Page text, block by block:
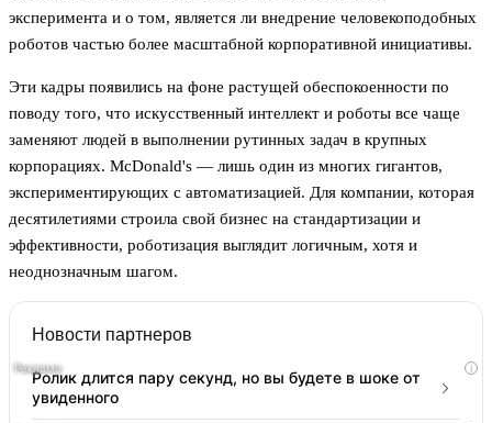
эксперимента и о том, является ли внедрение человекоподобных
роботов частью более масштабной корпоративной инициативы.
Эти кадры появились на фоне растущей обеспокоенности по
поводу того, что искусственный интеллект и роботы все чаще
заменяют людей в выполнении рутинных задач в крупных
корпорациях. McDonald's — лишь один из многих гигантов,
экспериментирующих с автоматизацией. Для компании, которая
десятилетиями строила свой бизнес на стандартизации и
эффективности, роботизация выглядит логичным, хотя и
неоднозначным шагом.
Новости партнеров
i
Ролик длится пару секунд, но вы будете в шоке от
увиденного